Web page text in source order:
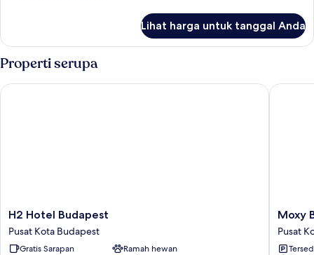
Standard
Double
Room
Lihat harga untuk tanggal Anda
Properti serupa
H2
Hotel
Budapest
Pusat
H2 Hotel Budapest
Pusat Kota Budapest
Gratis Sarapan
Ramah hewan
H2 Hotel Budapest
Moxy
Pusat
Moxy
Pusat
Moxy